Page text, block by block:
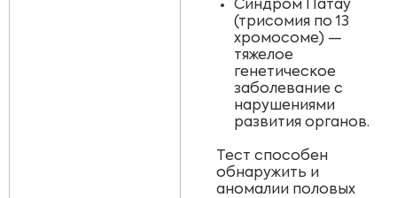
Синдром Патау
(трисомия по 13
хромосоме) —
тяжелое
генетическое
заболевание с
нарушениями
развития органов.
Тест способен
обнаружить и
аномалии половых